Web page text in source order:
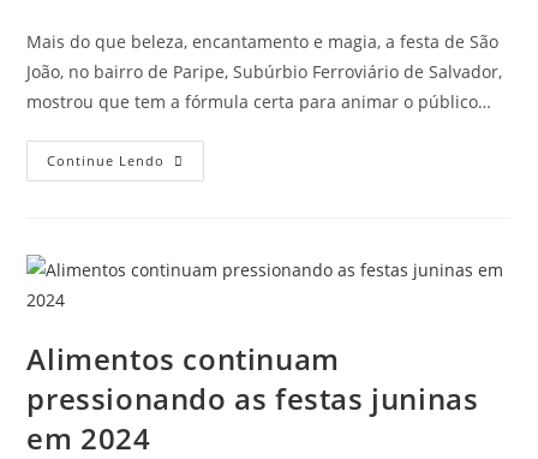
Mais do que beleza, encantamento e magia, a festa de São
João, no bairro de Paripe, Subúrbio Ferroviário de Salvador,
mostrou que tem a fórmula certa para animar o público…
Continue Lendo
Alimentos continuam
pressionando as festas juninas
em 2024